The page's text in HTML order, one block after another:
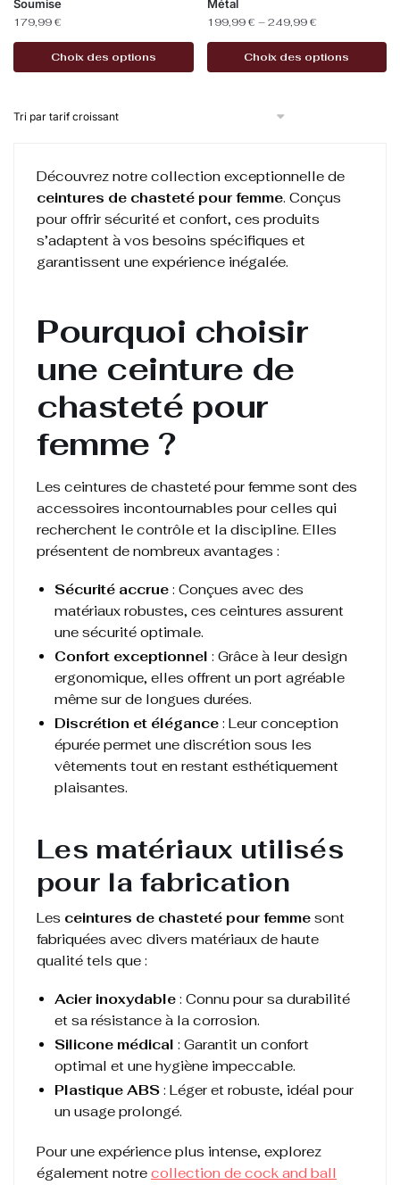
Soumise
179,99€
Choix des options
Métal
199,99€ – 249,99€
Choix des options
Découvrez notre collection exceptionnelle de
ceintures de chasteté pour femme. Conçus
pour offrir sécurité et confort, ces produits
s’adaptent à vos besoins spécifiques et
garantissent une expérience inégalée.
Pourquoi choisir
une ceinture de
chasteté pour
femme ?
Les ceintures de chasteté pour femme sont des
accessoires incontournables pour celles qui
recherchent le contrôle et la discipline. Elles
présentent de nombreux avantages :
Sécurité accrue : Conçues avec des
matériaux robustes, ces ceintures assurent
une sécurité optimale.
Confort exceptionnel : Grâce à leur design
ergonomique, elles offrent un port agréable
même sur de longues durées.
Discrétion et élégance : Leur conception
épurée permet une discrétion sous les
vêtements tout en restant esthétiquement
plaisantes.
Les matériaux utilisés
pour la fabrication
Les ceintures de chasteté pour femme sont
fabriquées avec divers matériaux de haute
qualité tels que :
Acier inoxydable : Connu pour sa durabilité
et sa résistance à la corrosion.
Silicone médical : Garantit un confort
optimal et une hygiène impeccable.
Plastique ABS : Léger et robuste, idéal pour
un usage prolongé.
Pour une expérience plus intense, explorez
également notre collection de cock and ball